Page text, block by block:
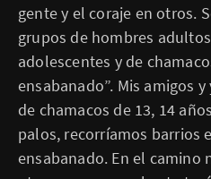
gente y el coraje en otros.
grupos de hombres
adolescentes y de
ensabanado”. Mis amigos
de chamacos de 13, 14
palos, recorríamos barrios
ensabanado. En el camino